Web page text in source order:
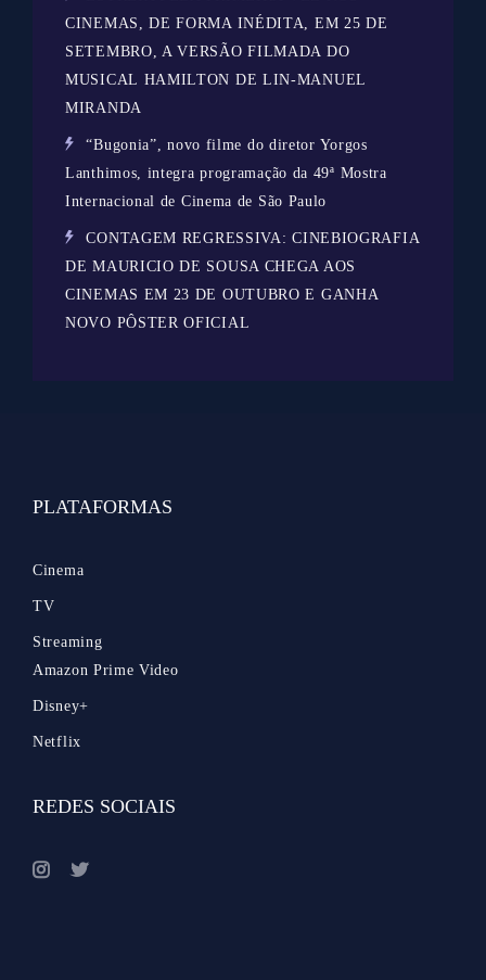
CINEMAS, DE FORMA INÉDITA, EM 25 DE
SETEMBRO, A VERSÃO FILMADA DO
MUSICAL HAMILTON DE LIN-MANUEL
MIRANDA
“Bugonia”, novo filme do diretor Yorgos
Lanthimos, integra programação da 49ª Mostra
Internacional de Cinema de São Paulo
CONTAGEM REGRESSIVA: CINEBIOGRAFIA
DE MAURICIO DE SOUSA CHEGA AOS
CINEMAS EM 23 DE OUTUBRO E GANHA
NOVO PÔSTER OFICIAL
PLATAFORMAS
Cinema
TV
Streaming
Amazon Prime Video
Disney+
Netflix
REDES SOCIAIS